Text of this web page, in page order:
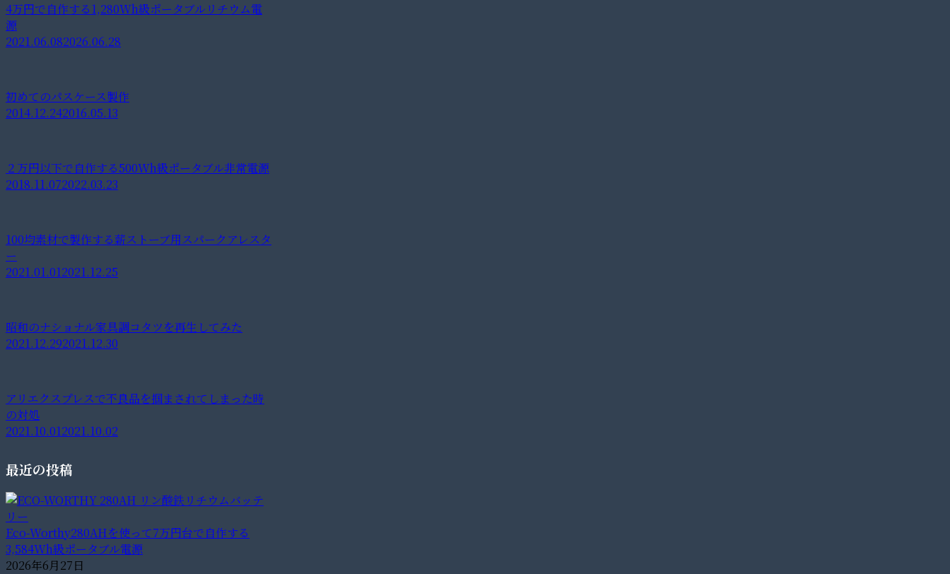
4万円で自作する1,280Wh級ポータブルリチウム電
源
2021.06.082026.06.28
初めてのパスケース製作
2014.12.242016.05.13
２万円以下で自作する500Wh級ポータブル非常電源
2018.11.072022.03.23
100均素材で製作する薪ストーブ用スパークアレスタ
ー
2021.01.012021.12.25
昭和のナショナル家具調コタツを再生してみた
2021.12.292021.12.30
アリエクスプレスで不良品を掴まされてしまった時
の対処
2021.10.012021.10.02
最近の投稿
Eco-Worthy280AHを使って7万円台で自作する
3,584Wh級ポータブル電源
2026年6月27日